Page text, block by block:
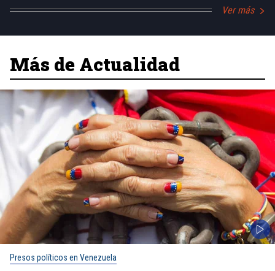
Ver más
Más de Actualidad
Presos políticos en Venezuela